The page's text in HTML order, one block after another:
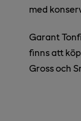
med
Garant
finns att
Gross och